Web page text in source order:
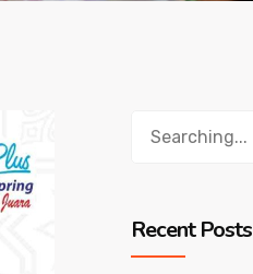
Recent Posts